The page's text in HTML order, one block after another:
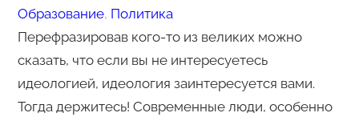
Образование, Политика
Перефразировав кого-то из великих можно
сказать, что если вы не интересуетесь
идеологией, идеология заинтересуется вами.
Тогда держитесь! Современные люди, особенно